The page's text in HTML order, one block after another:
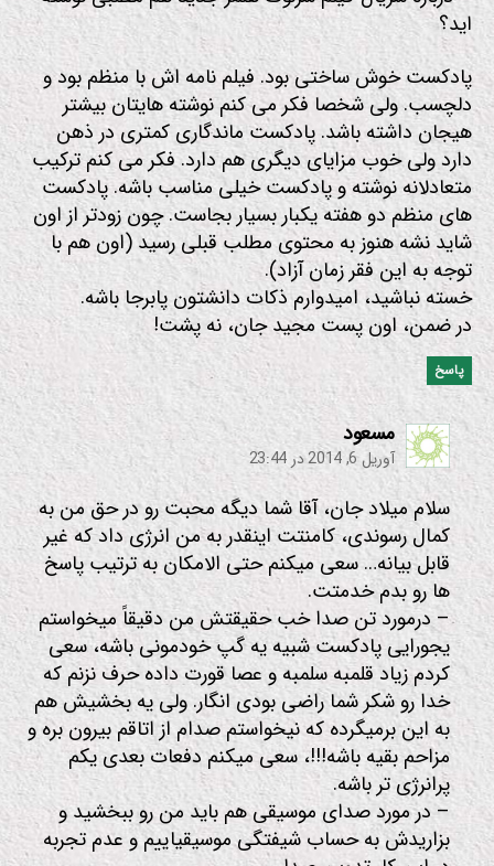
اید؟
پادکست خوش ساختی بود. فیلم نامه اش با منظم بود و
دلچسب. ولی شخصا فکر می کنم نوشته هایتان بیشتر
هیجان داشته باشد. پادکست ماندگاری کمتری در ذهن
دارد ولی خوب مزایای دیگری هم دارد. فکر می کنم ترکیب
متعادلانه نوشته و پادکست خیلی مناسب باشه. پادکست
های منظم دو هفته یکبار بسیار بجاست. چون زودتر از اون
شاید نشه هنوز به محتوی مطلب قبلی رسید (اون هم با
توجه به این فقر زمان آزاد).
خسته نباشید، امیدوارم ذکات دانشتون پابرجا باشه.
در ضمن، اون پست مجید جان، نه پشت!
پاسخ
مسعود:
آوریل 6, 2014 در 23:44
سلام میلاد جان، آقا شما دیگه محبت رو در حق من به
کمال رسوندی، کامنتت اینقدر به من انرژی داد که غیر
قابل بیانه… سعی میکنم حتی الامکان به ترتیب پاسخ
ها رو بدم خدمتت.
– درمورد تن صدا خب حقیقتش من دقیقاً میخواستم
یجورایی پادکست شبیه یه گپ خودمونی باشه، سعی
کردم زیاد قلمبه سلمبه و عصا قورت داده حرف نزنم که
خدا رو شکر شما راضی بودی انگار. ولی یه بخشیش هم
به این برمیگرده که نیخواستم صدام از اتاقم بیرون بره و
مزاحم بقیه باشه!!!، سعی میکنم دفعات بعدی یکم
پرانرژی تر باشه.
– در مورد صدای موسیقی هم باید من رو ببخشید و
بزاریدش به حساب شیفتگی موسیقیاییم و عدم تجربه